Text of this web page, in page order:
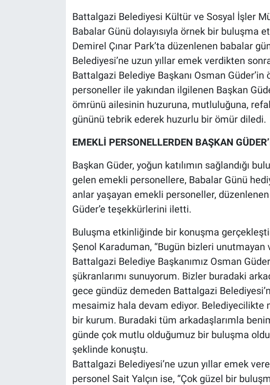
Battalgazi Belediyesi Kültür ve Sosyal İşler
Babalar Günü dolayısıyla örnek bir buluşma
Demirel Çınar Park’ta düzenlenen babalar
Belediyesi’ne uzun yıllar emek verdikten
Battalgazi Belediye Başkanı Osman
personeller ile yakından ilgilenen Başkan
ömrünü ailesinin huzuruna, mutluluğuna,
gününü tebrik ederek huzurlu bir ömür diledi.
EMEKLİ PERSONELLERDEN BAŞKAN
Başkan Güder, yoğun katılımın sağlandığı
gelen emekli personellere, Babalar Günü
anlar yaşayan emekli personeller,
Güder’e teşekkürlerini iletti.
Buluşma etkinliğinde bir konuşma
Şenol Karaduman, “Bugün bizleri
Battalgazi Belediye Başkanımız Osman
şükranlarımı sunuyorum. Bizler buradaki
gece gündüz demeden Battalgazi
mesaimiz hala devam ediyor. Belediyecilikte
bir kurum. Buradaki tüm arkadaşlarımla
günde çok mutlu olduğumuz bir buluşma
şeklinde konuştu.
Battalgazi Belediyesi’ne uzun yıllar emek
personel Sait Yalçın ise, “Çok güzel bir